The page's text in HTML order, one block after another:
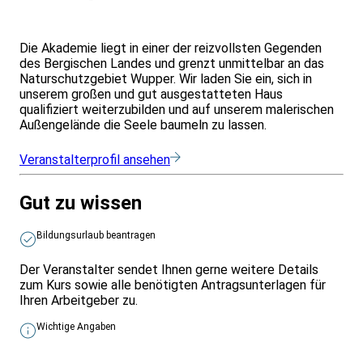
Die Akademie liegt in einer der reizvollsten Gegenden
des Bergischen Landes und grenzt unmittelbar an das
Naturschutzgebiet Wupper. Wir laden Sie ein, sich in
unserem großen und gut ausgestatteten Haus
qualifiziert weiterzubilden und auf unserem malerischen
Außengelände die Seele baumeln zu lassen.
Veranstalterprofil ansehen
Gut zu wissen
Bildungsurlaub beantragen
Der Veranstalter sendet Ihnen gerne weitere Details
zum Kurs sowie alle benötigten Antragsunterlagen für
Ihren Arbeitgeber zu.
Wichtige Angaben